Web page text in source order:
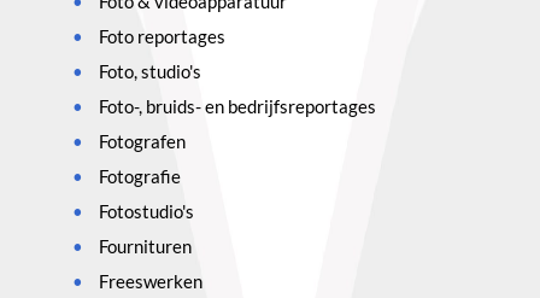
Foto reportages
Foto, studio's
Foto-, bruids- en bedrijfsreportages
Fotografen
Fotografie
Fotostudio's
Fournituren
Freeswerken